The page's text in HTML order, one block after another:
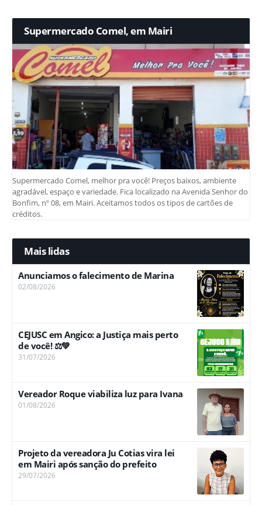
Supermercado Comel, em Mairi
Supermercado Comel, melhor pra você! Preços baixos, ambiente
agradável, espaço e variedade. Fica localizado na Avenida Senhor do
Bonfim, nº 08, em Mairi. Aceitamos todos os tipos de cartões de
créditos.
Mais lidas
Anunciamos o falecimento de Marina
02/08/2026
CEJUSC em Angico: a Justiça mais perto
de você! ⚖️💚
31/07/2026
Vereador Roque viabiliza luz para Ivana
01/08/2026
Projeto da vereadora Ju Cotias vira lei
em Mairi após sanção do prefeito
29/07/2026